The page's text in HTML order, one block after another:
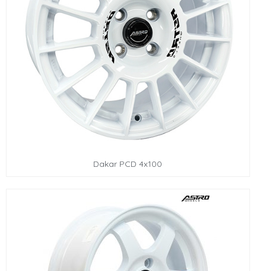
Dakar PCD 4x100